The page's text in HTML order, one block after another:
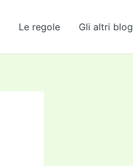
Le regole Gli altri blog